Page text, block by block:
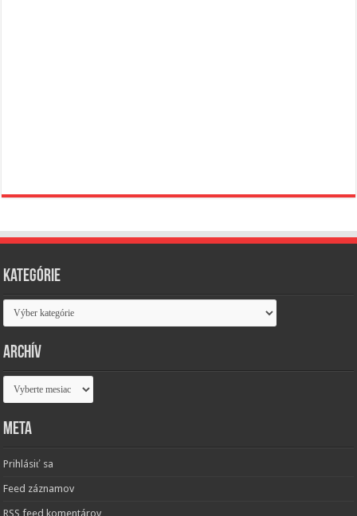
Kategórie
Kategórie
Archív
Archív
Meta
Prihlásiť sa
Feed záznamov
RSS feed komentárov